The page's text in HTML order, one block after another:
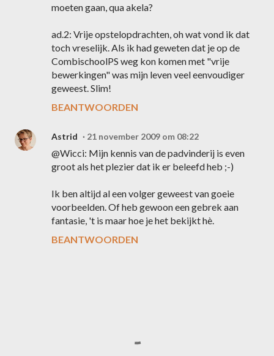
moeten gaan, qua akela?
ad.2: Vrije opstelopdrachten, oh wat vond ik dat
toch vreselijk. Als ik had geweten dat je op de
CombischoolPS weg kon komen met "vrije
bewerkingen" was mijn leven veel eenvoudiger
geweest. Slim!
BEANTWOORDEN
Astrid 21 november 2009 om 08:22
@Wicci: Mijn kennis van de padvinderij is even
groot als het plezier dat ik er beleefd heb ;-)
Ik ben altijd al een volger geweest van goeie
voorbeelden. Of heb gewoon een gebrek aan
fantasie, 't is maar hoe je het bekijkt hè.
BEANTWOORDEN